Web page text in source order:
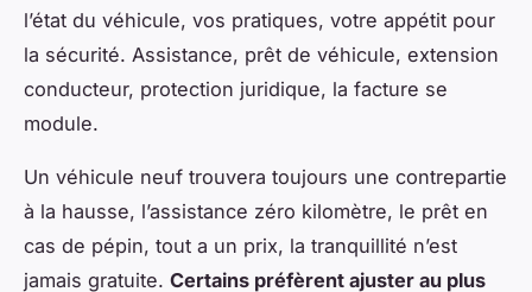
l’état du véhicule, vos pratiques, votre appétit pour
la sécurité. Assistance, prêt de véhicule, extension
conducteur, protection juridique, la facture se
module.
Un véhicule neuf trouvera toujours une contrepartie
à la hausse, l’assistance zéro kilomètre, le prêt en
cas de pépin, tout a un prix, la tranquillité n’est
jamais gratuite. Certains préfèrent ajuster au plus